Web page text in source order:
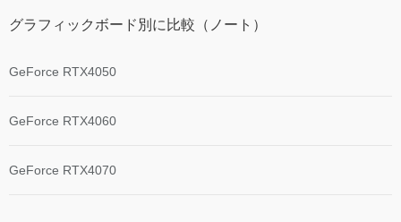
グラフィックボード別に比較（ノート）
GeForce RTX4050
GeForce RTX4060
GeForce RTX4070